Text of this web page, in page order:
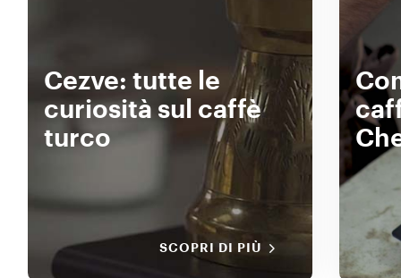
Cezve: tutte le
curiosità sul caffè
turco
SCOPRI DI PIÙ